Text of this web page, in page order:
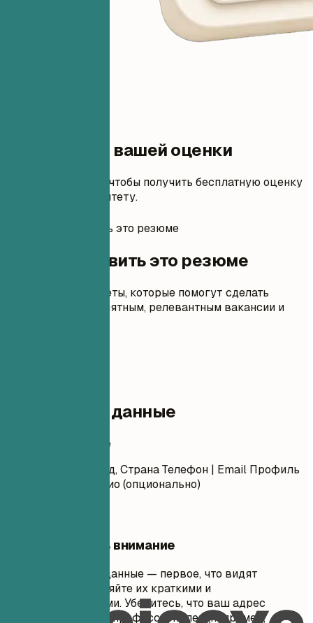
Один шаг до вашей оценки
Добавьте резюме, чтобы получить бесплатную оценку
и правки по приоритету.
Как подготовить это резюме
Как подготовить это резюме
Практические советы, которые помогут сделать
каждый раздел понятным, релевантным вакансии и
Контактные данные
Контактные данные
Имя Фамилия Город, Страна Телефон | Email Профиль
LinkedIn | Портфолио (опционально)
На что обратить внимание
Ваши контактные данные — первое, что видят
рекрутеры. Сохраняйте их краткими и
профессиональными. Убедитесь, что ваш адрес
электронной почты профессионален (например,